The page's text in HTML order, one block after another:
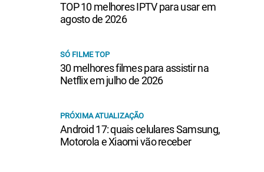
TOP 10 melhores IPTV para usar em
agosto de 2026
SÓ FILME TOP
30 melhores filmes para assistir na
Netflix em julho de 2026
PRÓXIMA ATUALIZAÇÃO
Android 17: quais celulares Samsung,
Motorola e Xiaomi vão receber